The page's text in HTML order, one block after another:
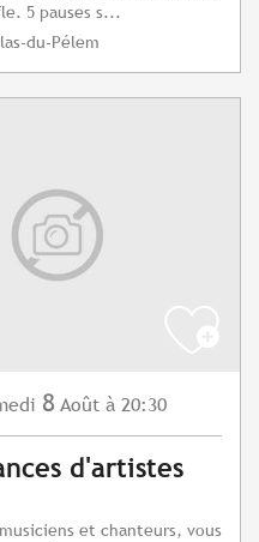
5 pauses s...
du-Pélem
8 Août à 20:30
d'artistes
et chanteurs, vous